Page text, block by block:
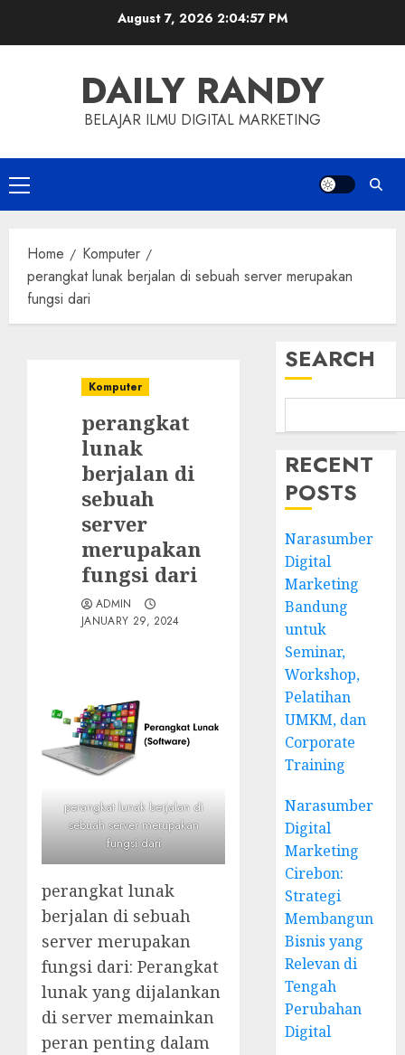
August 7, 2026 2:04:58 PM
DAILY RANDY
BELAJAR ILMU DIGITAL MARKETING
Primary
Menu
Home
Komputer
perangkat lunak berjalan di sebuah server merupakan
fungsi dari
Komputer
perangkat
lunak
berjalan di
sebuah
server
merupakan
fungsi dari
ADMIN
JANUARY 29, 2024
perangkat lunak berjalan di
sebuah server merupakan
fungsi dari
perangkat lunak
berjalan di sebuah
server merupakan
fungsi dari: Perangkat
lunak yang dijalankan
di server memainkan
peran penting dalam
SEARCH
RECENT
POSTS
Narasumber
Digital
Marketing
Bandung
untuk
Seminar,
Workshop,
Pelatihan
UMKM, dan
Corporate
Training
Narasumber
Digital
Marketing
Cirebon:
Strategi
Membangun
Bisnis yang
Relevan di
Tengah
Perubahan
Digital